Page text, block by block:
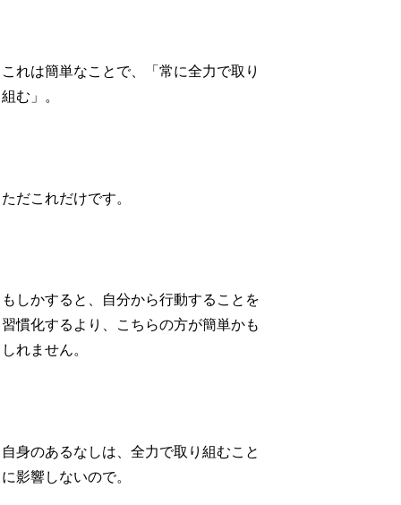
これは簡単なことで、「常に全力で取り
組む」。
ただこれだけです。
もしかすると、自分から行動することを
習慣化するより、こちらの方が簡単かも
しれません。
自身のあるなしは、全力で取り組むこと
に影響しないので。